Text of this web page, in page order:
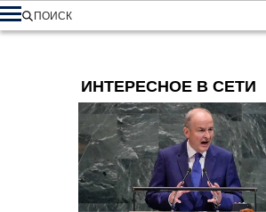
ПОИСК